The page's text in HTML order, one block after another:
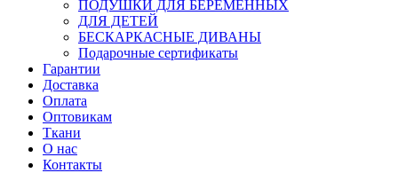
ПОДУШКИ ДЛЯ БЕРЕМЕННЫХ
ДЛЯ ДЕТЕЙ
БЕСКАРКАСНЫЕ ДИВАНЫ
Подарочные сертификаты
Гарантии
Доставка
Оплата
Оптовикам
Ткани
О нас
Контакты